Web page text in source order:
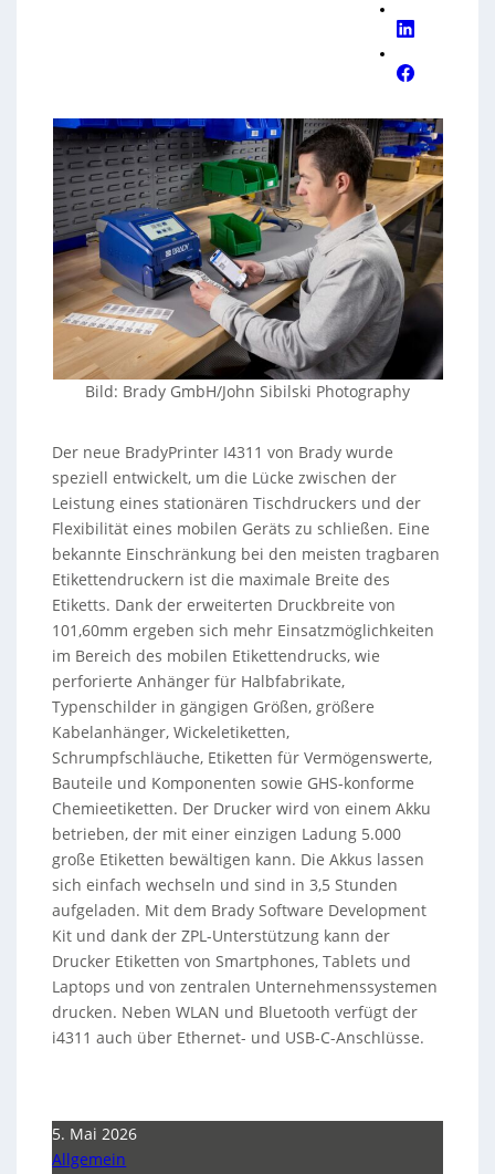
Bild: Brady GmbH/John Sibilski Photography
Der neue BradyPrinter I4311 von Brady wurde
speziell entwickelt, um die Lücke zwischen der
Leistung eines stationären Tischdruckers und der
Flexibilität eines mobilen Geräts zu schließen. Eine
bekannte Einschränkung bei den meisten tragbaren
Etikettendruckern ist die maximale Breite des
Etiketts. Dank der erweiterten Druckbreite von
101,60mm ergeben sich mehr Einsatzmöglichkeiten
im Bereich des mobilen Etikettendrucks, wie
perforierte Anhänger für Halbfabrikate,
Typenschilder in gängigen Größen, größere
Kabelanhänger, Wickeletiketten,
Schrumpfschläuche, Etiketten für Vermögenswerte,
Bauteile und Komponenten sowie GHS-konforme
Chemieetiketten. Der Drucker wird von einem Akku
betrieben, der mit einer einzigen Ladung 5.000
große Etiketten bewältigen kann. Die Akkus lassen
sich einfach wechseln und sind in 3,5 Stunden
aufgeladen. Mit dem Brady Software Development
Kit und dank der ZPL-Unterstützung kann der
Drucker Etiketten von Smartphones, Tablets und
Laptops und von zentralen Unternehmenssystemen
drucken. Neben WLAN und Bluetooth verfügt der
i4311 auch über Ethernet- und USB-C-Anschlüsse.
5. Mai 2026
Allgemein